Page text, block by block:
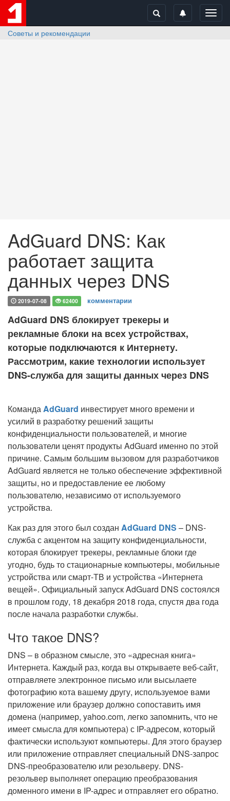
Советы и рекомендации
AdGuard DNS: Как
работает защита
данных через DNS
2019-07-08 62400 комментарии
AdGuard DNS блокирует трекеры и
рекламные блоки на всех устройствах,
которые подключаются к Интернету.
Рассмотрим, какие технологии использует
DNS-служба для защиты данных через DNS
КомандаAdGuard инвестирует много времени и
усилий в разработку решений защиты
конфиденциальности пользователей, и многие
пользователи ценят продукты AdGuard именно по этой
причине. Самым большим вызовом для разработчиков
AdGuard является не только обеспечение эффективной
защиты, но и предоставление ее любому
пользователю, независимо от используемого
устройства.
Как раз для этого был создан AdGuard DNS – DNS-
служба с акцентом на защиту конфиденциальности,
которая блокирует трекеры, рекламные блоки где
угодно, будь то стационарные компьютеры, мобильные
устройства или смарт-ТВ и устройства «Интернета
вещей». Официальный запуск AdGuard DNS состоялся
в прошлом году, 18 декабря 2018 года, спустя два года
после начала разработки службы.
Что такое DNS?
DNS – в образном смысле, это «адресная книга»
Интернета. Каждый раз, когда вы открываете веб-сайт,
отправляете электронное письмо или высылаете
фотографию кота вашему другу, используемое вами
приложение или браузер должно сопоставить имя
домена (например, yahoo.com, легко запомнить, что не
имеет смысла для компьютера) с IP-адресом, который
фактически используют компьютеры. Для этого браузер
или приложение отправляет специальный DNS-запрос
DNS-преобразователю или резольверу. DNS-
резольвер выполняет операцию преобразования
доменного имени в IP-адрес и отправляет его обратно.